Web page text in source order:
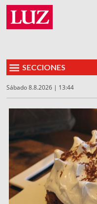
SECCIONES
Sábado 8.8.2026 | 13:44